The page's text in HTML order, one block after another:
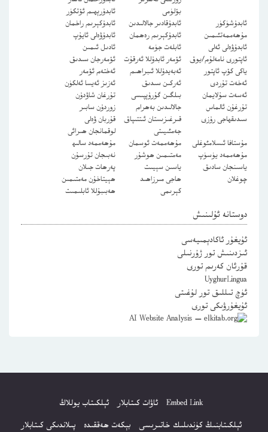
بۆلۈمى
ئابدۇرېھىم ئۆتكۈر
ئابدۇشۈكۈر
مۇھەممەتئىمىن
ئابدۇقادىر جالالىدىن
ئابدۇكېرىم راخمان
ئابدۇكېرىم رەھمان
ئابدۇۋەلى ئايۇپ
ئابدۇۋەلى ئەلى
ئابلەت جۈمە
ئادىل ئىمىن
ئاپتورى نامەلۇم/يوق
ياكى كۆپ ئاپتور
ئۆمەر ئابدۇللا ئەرقۇت
ئۆمەرجان سىدىق
ئەبەيدۇللا ئىبراھىم
ئەختەم ئۆمەر
ئەخەت تۇردى
ئەركىن سىدىق
ئەزىز ئەيسا ئەلكۈن
ئەسەت سۇلايمان
بىلگىن گۇرۇپپىسى
تۇرغان شاۋدۇن
تۇرغۇن ئالماس
جالالىدىن بەھرام
زوردۇن سابىر
سىدىقھاجى رۇزى
قىرغىزىستان ئىتتىپاق
جەمئىيىتى
قۇربان ۋەلى
لوقمانجان ھىرائى
مۇستافا ئىسلامئوغلى
مۇھەممەت ئوسمان
مۇھەممەد سالىھ
مۇھەممەد يۈسۈپ
مەمتىمىن ھوشۇر
نەبىجان تۇرسۇن
ياسىنجان سادىق
چوغلان
ياسىن سېيىت
پەرھات جىلان
ھاجى مىرزاھىد
كېرىمى
ھېيتاخۇن مەمتىمىن
ھەبىبۇللا ئابلىمىت
دوستانە ئۇلىنىش
ئۇيغۇر ئاكادېمىيەسى
ئىزدىنىش تور ژۇرنىلى
قۇرئان كەرىم تورى
UyghurLingua
ئۈچ تىللىق تور لۇغىتى
ئۇيغۇرۋىكى تورى
Embed Link ئاۋات كىتابلار
ئېلكىتاب يوللاڭ
ئېلكىتابنىڭ كۈندىلىك خاتىرىسى
بېكەت ھەققىدە
پىلاندىكى كىتابلار